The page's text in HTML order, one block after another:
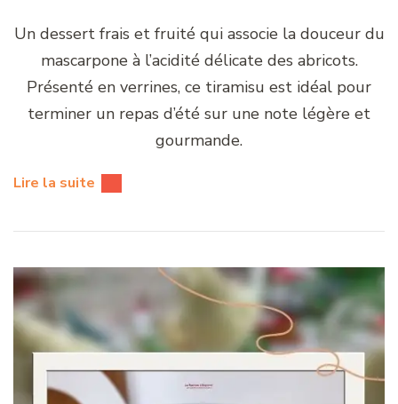
Un dessert frais et fruité qui associe la douceur du
mascarpone à l’acidité délicate des abricots.
Présenté en verrines, ce tiramisu est idéal pour
terminer un repas d’été sur une note légère et
gourmande.
Lire la suite